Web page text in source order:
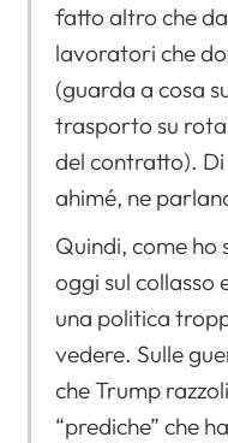
fatto altro che
lavoratori che
(guarda a cosa
trasporto su
del contratto). Di
ahimé, ne
Quindi, come ho
oggi sul collasso
una politica
vedere. Sulle
che Trump
“prediche” che